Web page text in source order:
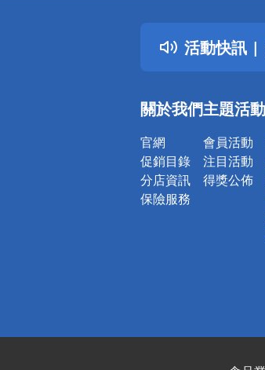
活動快訊
關於我們
官網
促銷目錄
分店資訊
保險服務
主題活動
會員活動
注目活動
得獎公佈